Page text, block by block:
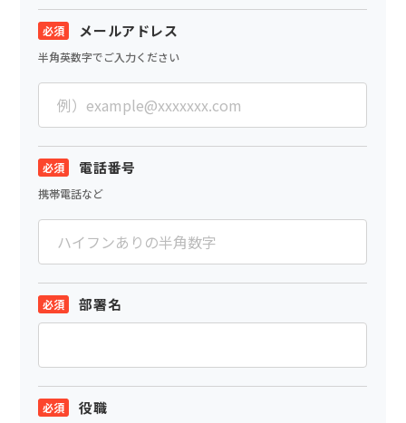
メールアドレス
半角英数字でご入力ください
電話番号
携帯電話など
部署名
役職